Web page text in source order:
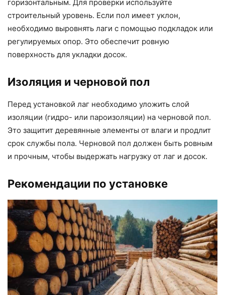
горизонтальным. Для проверки используйте
строительный уровень. Если пол имеет уклон,
необходимо выровнять лаги с помощью подкладок или
регулируемых опор. Это обеспечит ровную
поверхность для укладки досок.
Изоляция и черновой пол
Перед установкой лаг необходимо уложить слой
изоляции (гидро- или пароизоляции) на черновой пол.
Это защитит деревянные элементы от влаги и продлит
срок службы пола. Черновой пол должен быть ровным
и прочным, чтобы выдержать нагрузку от лаг и досок.
Рекомендации по установке